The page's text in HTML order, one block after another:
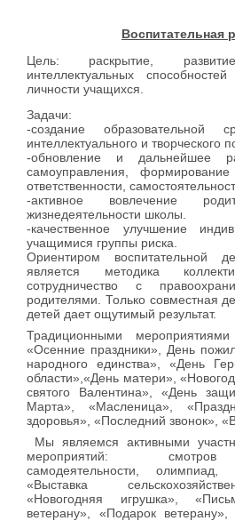
Воспитательная
Цель: раскрытие,
интеллектуальных
личности учащихся.
Задачи:
-создание образовательной
интеллектуального и творческого
-обновление и дальнейшее
самоуправления,
ответственности,
-активное вовлечение
жизнедеятельности школы.
-качественное улучшение
учащимися группы риска.
Ориентиром воспитательной
является методика
сотрудничество с
родителями. Только совместная
детей дает ощутимый результат.
Традиционными
«Осенние праздники», День
народного единства», «День
области»,«День матери»,
святого Валентина», «День
Марта», «Масленица»,
здоровья», «Последний звонок»,
Мы являемся активными
мероприятий: смотров
самодеятельности, олимпиад,
«Выставка
«Новогодняя игрушка»,
ветерану», «Подарок ветерану»,